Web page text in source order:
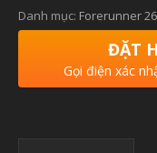
Danh mục: Forerunner
ĐẶT
Gọi điện xác